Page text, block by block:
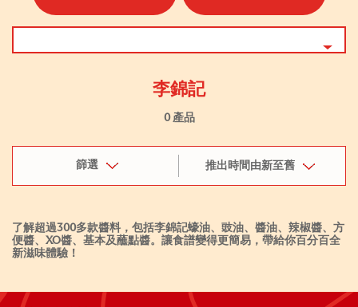
李錦記
0 產品
篩選 推出時間由新至舊
了解超過300多款醬料，包括李錦記蠔油、豉油、醬油、辣椒醬、方
便醬、XO醬、基本及蘸點醬。讓食譜變得更簡易，帶給你百分百全
新滋味體驗！